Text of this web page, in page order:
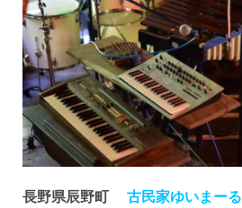
長野県辰野町 古民家ゆいまーる